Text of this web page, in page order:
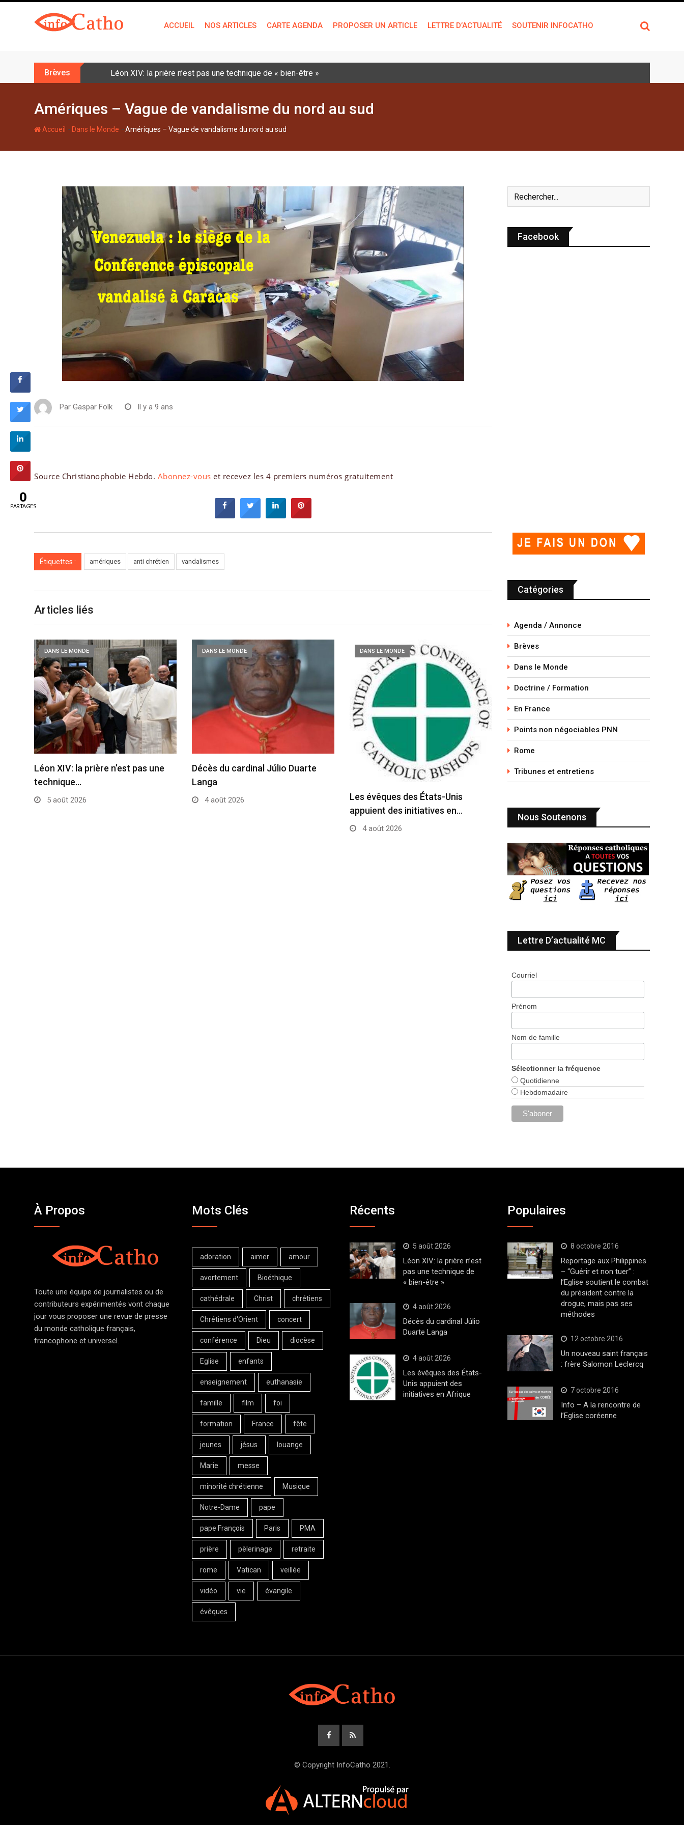
t
ACCUEIL NOS ARTICLES CARTE AGENDA PROPOSER UN ARTICLE LETTRE D’ACTUALITÉ SOUTENIR INFOCATHO
Brèves Léon XIV: la prière n’est pas une technique de « bien-être »
Amériques – Vague de vandalisme du nord au sud
Accueil - Dans le Monde -Amériques – Vague de vandalisme du nord au sud
Par Gaspar Folk Il y a 9 ans
Source Christianophobie Hebdo. Abonnez-vous et recevez les 4 premiers numéros gratuitement
Étiquettes : amériques anti chrétien vandalismes
Articles liés
DANS LE MONDE
Léon XIV: la prière n’est pas une
technique…
5 août 2026
DANS LE MONDE
Décès du cardinal Júlio Duarte
Langa
4 août 2026
DANS LE MONDE
Les évêques des États-Unis
appuient des initiatives en…
4 août 2026
Facebook
Catégories
Agenda / Annonce
Brèves
Dans le Monde
Doctrine / Formation
En France
Points non négociables PNN
Rome
Tribunes et entretiens
Nous Soutenons
Lettre D’actualité MC
Courriel
Prénom
Nom de famille
Sélectionner la fréquence
Quotidienne
Hebdomadaire
À Propos
Toute une équipe de journalistes ou de
contributeurs expérimentés vont chaque
jour vous proposer une revue de presse
du monde catholique français,
francophone et universel.
Mots Clés
adoration aimer amour
avortement Bioéthique
cathédrale Christ chrétiens
Chrétiens d'Orient concert
conférence Dieu diocèse
Eglise enfants
enseignement euthanasie
famille film foi
formation France fête
jeunes jésus louange
Marie messe
minorité chrétienne Musique
Notre-Dame pape
pape François Paris PMA
prière pèlerinage retraite
rome Vatican veillée
vidéo vie évangile
évêques
Récents
5 août 2026
Léon XIV: la prière n’est
pas une technique de
« bien-être »
4 août 2026
Décès du cardinal Júlio
Duarte Langa
4 août 2026
Les évêques des États-
Unis appuient des
initiatives en Afrique
Populaires
8 octobre 2016
Reportage aux Philippines
– “Guérir et non tuer” :
l’Eglise soutient le combat
du président contre la
drogue, mais pas ses
méthodes
12 octobre 2016
Un nouveau saint français
: frère Salomon Leclercq
7 octobre 2016
Info – A la rencontre de
l’Eglise coréenne
© Copyright InfoCatho 2021.
0
PARTAGES